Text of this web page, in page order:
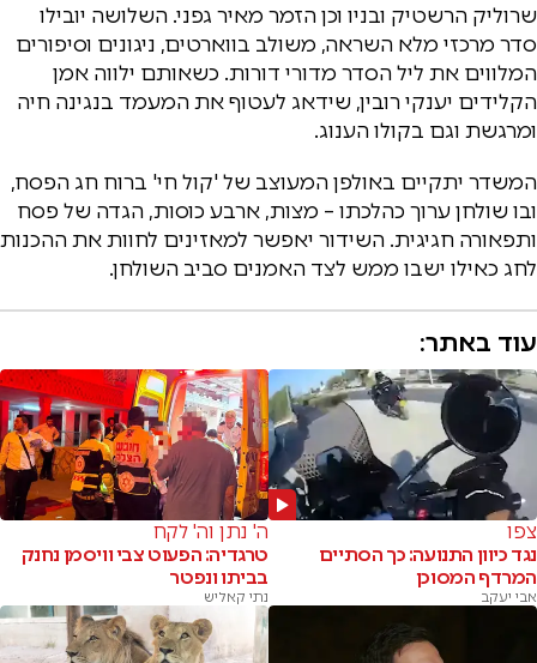
שרוליק הרשטיק ובניו וכן הזמר מאיר גפני. השלושה יובילו
סדר מרכזי מלא השראה, משולב בווארטים, ניגונים וסיפורים
המלווים את ליל הסדר מדורי דורות. כשאותם ילווה אמן
הקלידים יענקי רובין, שידאג לעטוף את המעמד בנגינה חיה
ומרגשת וגם בקולו הענוג.
המשדר יתקיים באולפן המעוצב של 'קול חי' ברוח חג הפסח,
ובו שולחן ערוך כהלכתו – מצות, ארבע כוסות, הגדה של פסח
ותפאורה חגיגית. השידור יאפשר למאזינים לחוות את ההכנות
לחג כאילו ישבו ממש לצד האמנים סביב השולחן.
עוד באתר:
צפו
נגד כיוון התנועה: כך הסתיים
המרדף המסוכן
אבי יעקב
ה' נתן וה' לקח
טרגדיה: הפעוט צבי וויסמן נחנק
בביתו ונפטר
נתי קאליש